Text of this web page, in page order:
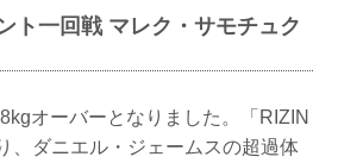
ト一回戦 マレク・サモチュク
オーバーとなりました。「RIZIN
、ダニエル・ジェームスの超過体